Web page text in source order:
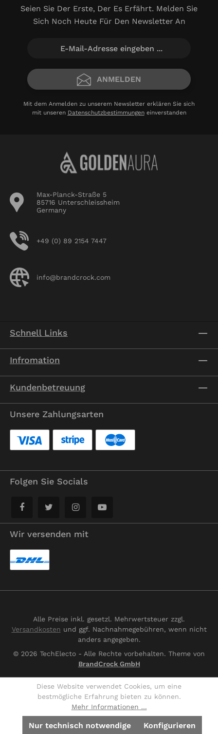
Seien Sie Der Erste, Der Es Erfährt. Melden Sie
Sich Noch Heute Für Den Newsletter An
ANMELDEN
Mit dem Anmelden zu unserem Newsletter erklären Sie sich
mit unseren Datenschutzbestimmungeneinverstanden
Max-Planck-Straße 5
85716 Unterschleissheim
Germany
+49 (0) 89 2154 7447
info@brandcrock.com
Schnell Links
Infromation
Kundenbetreuung
Unsere Zahlungsarten
Folgen Sie Socials
Wir versenden mit
Alle Preise inkl. gesetzl. Mehrwertsteuer zzgl.
Versandkosten und ggf. Nachnahmegebühren, wenn nicht
anders angegeben.
© 2026 TechElecto - Alle Rechte vorbehalten. Theme von
BrandCrock GmbH
Diese Website verwendet Cookies, um eine
bestmögliche Erfahrung bieten zu können.
Mehr Informationen ...
Nur technisch notwendige Konfigurieren